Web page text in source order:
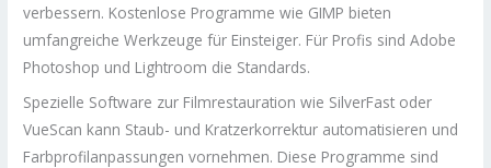
verbessern. Kostenlose Programme wie GIMP bieten
umfangreiche Werkzeuge für Einsteiger. Für Profis sind Adobe
Photoshop und Lightroom die Standards.
Spezielle Software zur Filmrestauration wie SilverFast oder
VueScan kann Staub- und Kratzerkorrektur automatisieren und
Farbprofilanpassungen vornehmen. Diese Programme sind